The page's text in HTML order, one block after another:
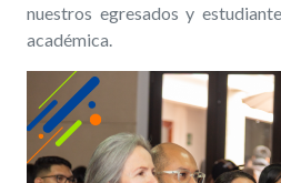
nuestros egresados y
académica.